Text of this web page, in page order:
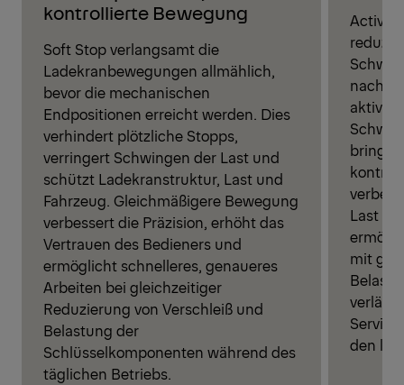
kontrollierte Bewegung
Soft Stop verlangsamt die
Ladekranbewegungen allmählich,
bevor die mechanischen
Endpositionen erreicht werden. Dies
verhindert plötzliche Stopps,
verringert Schwingen der Last und
schützt Ladekranstruktur, Last und
Fahrzeug. Gleichmäßigere Bewegung
verbessert die Präzision, erhöht das
Vertrauen des Bedieners und
ermöglicht schnelleres, genaueres
Arbeiten bei gleichzeitiger
Reduzierung von Verschleiß und
Belastung der
Schlüsselkomponenten während des
täglichen Betriebs.
Active
nach
aktive
bringt
Last
mit
den